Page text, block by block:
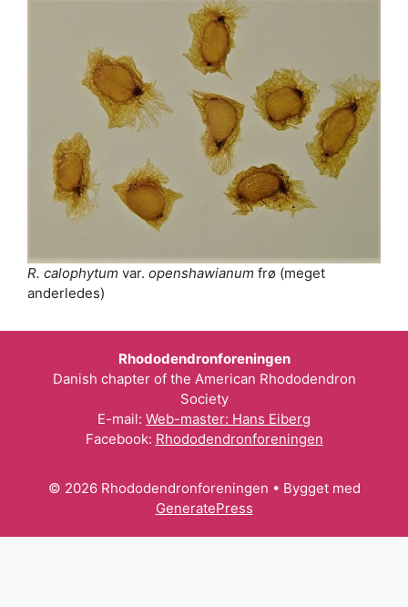
R. calophytum var. openshawianum frø (meget
anderledes)
Rhododendronforeningen
Danish chapter of the American Rhododendron
Society
E-mail: Web-master: Hans Eiberg
Facebook: Rhododendronforeningen
© 2026 Rhododendronforeningen • Bygget med
GeneratePress